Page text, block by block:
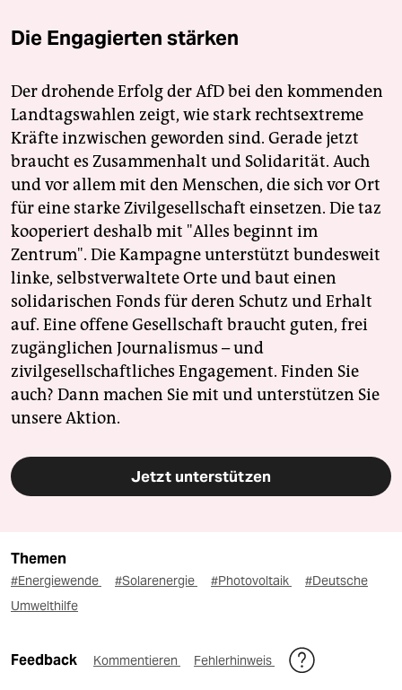
Die Engagierten stärken
Der drohende Erfolg der AfD bei den kommenden
Landtagswahlen zeigt, wie stark rechtsextreme
Kräfte inzwischen geworden sind. Gerade jetzt
braucht es Zusammenhalt und Solidarität. Auch
und vor allem mit den Menschen, die sich vor Ort
für eine starke Zivilgesellschaft einsetzen. Die taz
kooperiert deshalb mit "Alles beginnt im
Zentrum". Die Kampagne unterstützt bundesweit
linke, selbstverwaltete Orte und baut einen
solidarischen Fonds für deren Schutz und Erhalt
auf. Eine offene Gesellschaft braucht guten, frei
zugänglichen Journalismus – und
zivilgesellschaftliches Engagement. Finden Sie
auch? Dann machen Sie mit und unterstützen Sie
unsere Aktion.
Jetzt unterstützen
Themen
#Energiewende #Solarenergie #Photovoltaik
#Deutsche
Umwelthilfe
Feedback Kommentieren Fehlerhinweis